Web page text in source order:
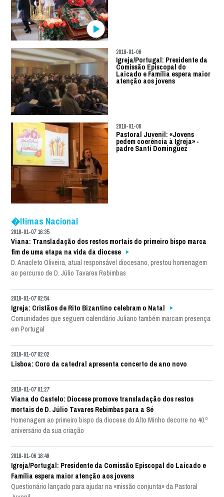
2018-01-06
Igreja/Portugal: Presidente da
Comissão Episcopal do
Laicado e Família espera maior
atenção aos jovens
2018-01-06
Pastoral Juvenil: «Jovens
pedem coerência à Igreja» -
padre Santi Dominguez
�ltimas Nacional
2018-01-07 16:35
Viana: Transladação dos restos mortais do primeiro bispo marca
fim de uma etapa na vida da diocese
D. Anacleto Oliveira, atual responsável diocesano, prestou homenagem
ao percurso de D. Júlio Tavares Rebimbas
2018-01-07 02:54
Igreja: Cristãos de Rito Bizantino celebram o Natal
Comunidades que seguem calendário Juliano também marcam presença
em Portugal
2018-01-07 02:02
Lisboa: Coro da catedral apresenta concerto de ano novo
2018-01-07 01:27
Viana do Castelo: Diocese promove transladação dos restos
mortais de D. Júlio Tavares Rebimbas para a Sé
Homenagem ao primeiro bispo da diocese do Alto Minho decorre no 40.º
aniversário da sua criação
2018-01-06 18:49
Igreja/Portugal: Presidente da Comissão Episcopal do Laicado e
Família espera maior atenção aos jovens
Questionário lançado para ajudar na «missão conjunta» da Pastoral